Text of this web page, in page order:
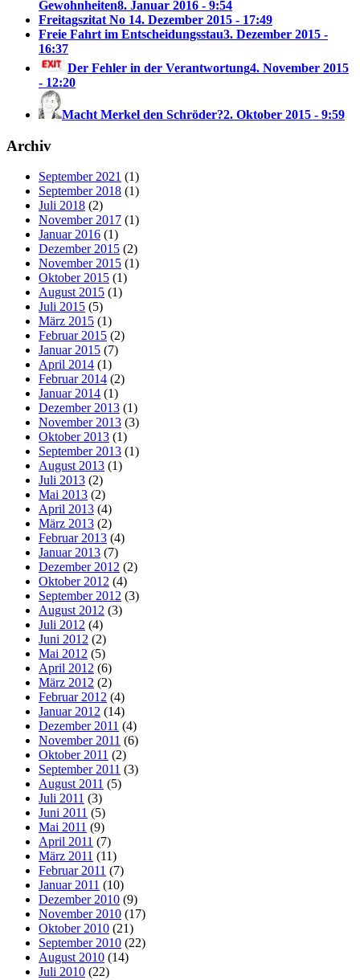
Gewohnheiten8. Januar 2016 - 9:54
Freitagszitat No 14. Dezember 2015 - 17:49
Freie Fahrt im Entscheidungsstau3. Dezember 2015 -
16:37
Der Fehler in der Verantwortung4. November 2015
- 12:20
Macht Merkel den Schröder?2. Oktober 2015 - 9:59
Archiv
September 2021 (1)
September 2018 (1)
Juli 2018 (2)
November 2017 (1)
Januar 2016 (1)
Dezember 2015 (2)
November 2015 (1)
Oktober 2015 (1)
August 2015 (1)
Juli 2015 (5)
März 2015 (1)
Februar 2015 (2)
Januar 2015 (7)
April 2014 (1)
Februar 2014 (2)
Januar 2014 (1)
Dezember 2013 (1)
November 2013 (3)
Oktober 2013 (1)
September 2013 (1)
August 2013 (1)
Juli 2013 (2)
Mai 2013 (2)
April 2013 (4)
März 2013 (2)
Februar 2013 (4)
Januar 2013 (7)
Dezember 2012 (2)
Oktober 2012 (4)
September 2012 (3)
August 2012 (3)
Juli 2012 (4)
Juni 2012 (2)
Mai 2012 (5)
April 2012 (6)
März 2012 (2)
Februar 2012 (4)
Januar 2012 (14)
Dezember 2011 (4)
November 2011 (6)
Oktober 2011 (2)
September 2011 (3)
August 2011 (5)
Juli 2011 (3)
Juni 2011 (5)
Mai 2011 (9)
April 2011 (7)
März 2011 (11)
Februar 2011 (7)
Januar 2011 (10)
Dezember 2010 (9)
November 2010 (17)
Oktober 2010 (21)
September 2010 (22)
August 2010 (14)
Juli 2010 (22)